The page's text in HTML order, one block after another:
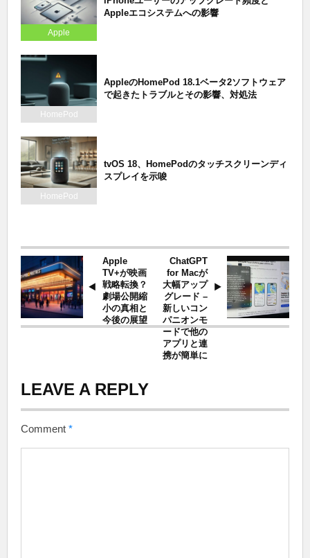
Apple
Appleエコシステムへの影響
HomePod
AppleのHomePod 18.1ベータ2ソフトウェア
で起きたトラブルとその影響、対処法
HomePod
tvOS 18、HomePodのタッチスクリーンディ
スプレイを示唆
Apple
TV+が映画
戦略転換？
劇場公開縮
小の真相と
今後の展望
ChatGPT
for Macが
大幅アップ
グレード –
新しいコン
パニオンモ
ードで他の
アプリと連
携が簡単に
LEAVE A REPLY
Comment *